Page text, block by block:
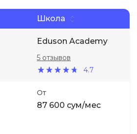
Школа
Eduson Academy
4.7
5 отзывов
От
87 600 сум/мес
языки